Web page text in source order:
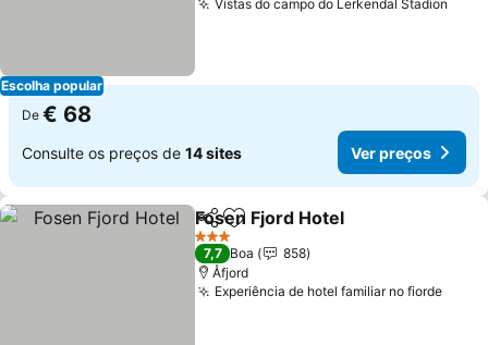
Escolha popular
Vistas do campo do Lerkendal Stadion
De € 68
Consulte os preços de 14 sites Ver preços
PartilharAdicionar aos favoritos
Fosen Fjord Hotel
3 Estrelas
7,7 Boa
858
Åfjord
Experiência de hotel familiar no fiorde